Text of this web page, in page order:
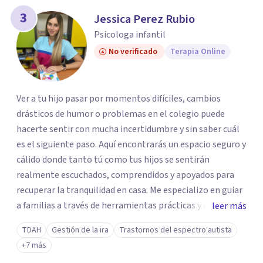
3 Jessica Perez Rubio
Psicologa infantil
No verificado Terapia Online
Ver a tu hijo pasar por momentos difíciles, cambios
drásticos de humor o problemas en el colegio puede
hacerte sentir con mucha incertidumbre y sin saber cuál
es el siguiente paso. Aquí encontrarás un espacio seguro y
cálido donde tanto tú como tus hijos se sentirán
realmente escuchados, comprendidos y apoyados para
recuperar la tranquilidad en casa. Me especializo en guiar
a familias a través de herramientas prácticas y dinámicas
adaptadas a la edad de cada menor, dejando de lado las
etiquetas y los tecnicismos. Mi forma de trabajar se
centra en entender las emociones que hay detrás del
leer más
TDAH Gestión de la ira
Trastornos del espectro autista
+7 más